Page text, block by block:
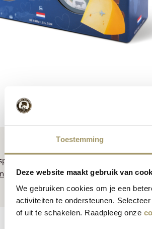
Toestemming
Deze website maakt gebruik van
We gebruiken cookies om je een
activiteiten te ondersteunen.
of uit te schakelen. Raadpleeg onze